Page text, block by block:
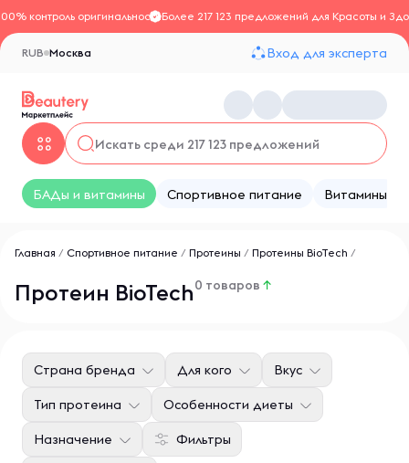
контроль оригинальностиБолее 217 123 предложений для Красоты и
Москва
RUB Вход для эксперта
БАДы и витамины Спортивное питание Витамины
Главная / Спортивное питание / Протеины / Протеины BioTech /
Протеин BioTech0 товаров ↑
Фильтры
Страна бренда Для кого Вкус
Тип протеина Особенности диеты
Назначение